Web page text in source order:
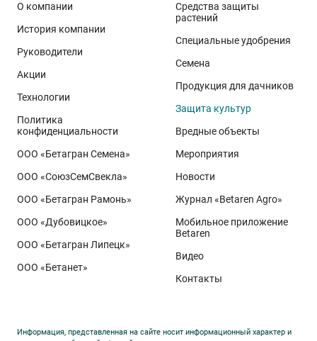
О компании
История компании
Руководители
Акции
Технологии
Политика
конфиденциальности
ООО «Бетагран Семена»
ООО «СоюзСемСвекла»
ООО «Бетагран Рамонь»
ООО «Дубовицкое»
ООО «Бетагран Липецк»
ООО «Бетанет»
Средства защиты
растений
Специальные удобрения
Семена
Продукция для дачников
Защита культур
Вредные объекты
Мероприятия
Новости
Журнал «Betaren Agro»
Мобильное приложение
Betaren
Видео
Контакты
Информация, представленная на сайте носит информационный характер и